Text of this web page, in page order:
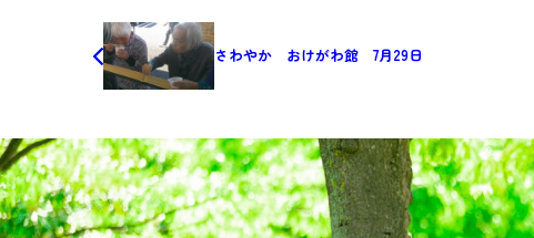
さわやか おけがわ館 7月29日